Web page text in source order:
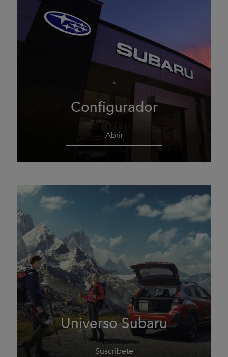
Configurador
Abrir
Universo Subaru
Suscríbete